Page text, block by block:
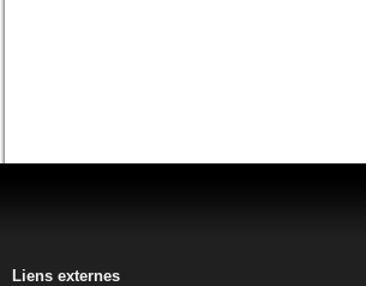
Liens externes